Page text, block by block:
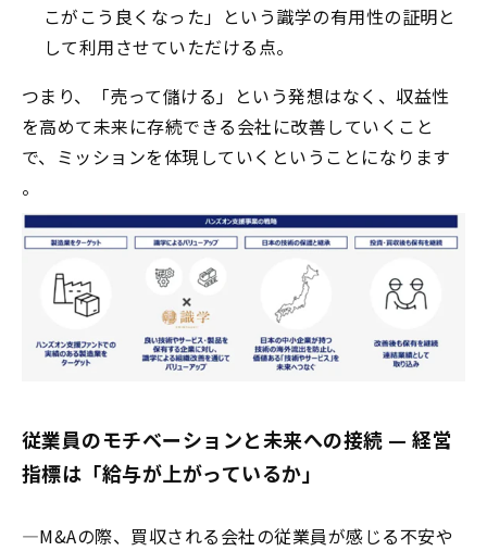
こがこう良くなった」という識学の有用性の証明と
して利用させていただける点。
つまり、「売って儲ける」という発想はなく、収益性
を高めて未来に存続できる会社に改善していくこと
で、ミッションを体現していくということになります
。
従業員のモチベーションと未来への接続 —経営
指標は「給与が上がっているか」
―M&Aの際、買収される会社の従業員が感じる不安や